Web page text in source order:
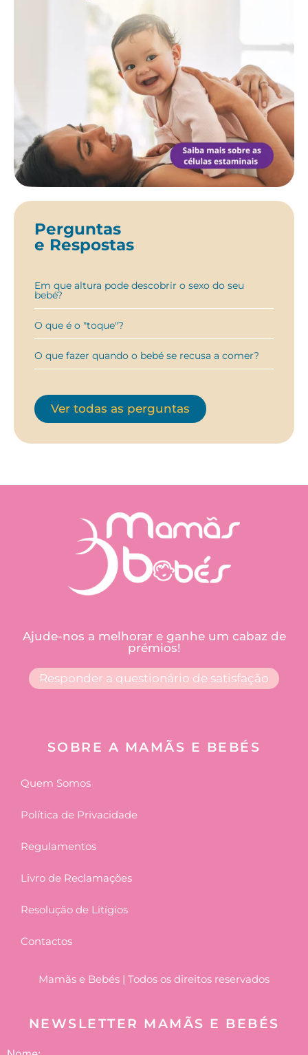
Perguntas
e Respostas
Em que altura pode descobrir o sexo do seu
bebé?
O que é o "toque"?
O que fazer quando o bebé se recusa a comer?
Ver todas as perguntas
Ajude-nos a melhorar e ganhe um cabaz de
prémios!
Responder a questionário de satisfação
SOBRE A MAMÃS E BEBÉS
Quem Somos
Política de Privacidade
Regulamentos
Livro de Reclamações
Resolução de Litígios
Contactos
Mamãs e Bebés | Todos os direitos reservados
NEWSLETTER MAMÃS E BEBÉS